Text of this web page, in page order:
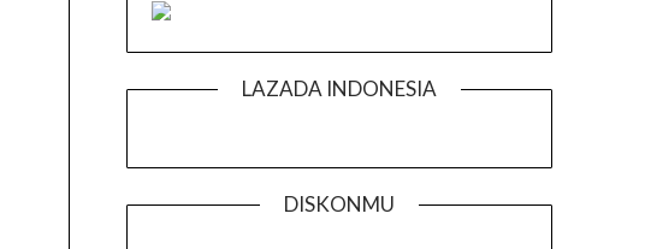
LAZADA INDONESIA
DISKONMU